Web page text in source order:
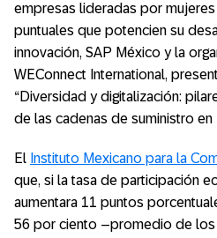
empresas lideradas por
puntuales que potencien su
innovación, SAP México y la
WEConnect International,
“Diversidad y digitalización:
de las cadenas de suministro en
El Instituto Mexicano para la
que, si la tasa de participación
aumentara 11 puntos
56 por ciento –promedio de los